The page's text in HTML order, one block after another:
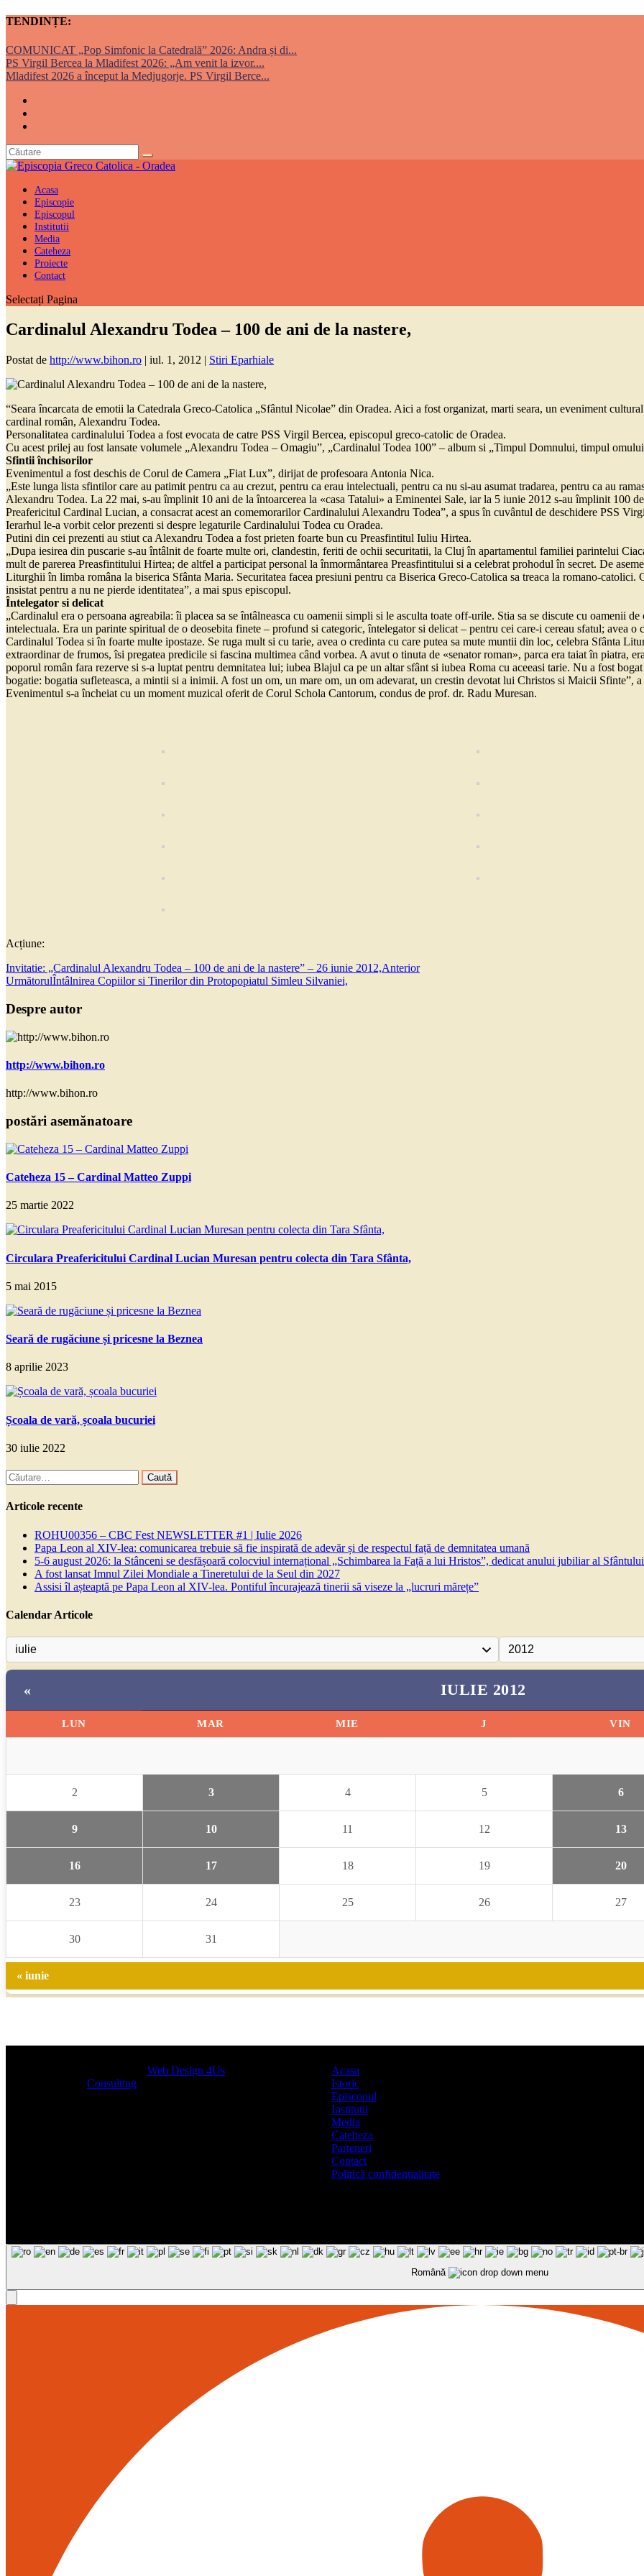
TENDINȚE:
COMUNICAT „Pop Simfonic la Catedrală” 2026: Andra și di...
PS Virgil Bercea la Mladifest 2026: „Am venit la izvor....
Mladifest 2026 a început la Medjugorje. PS Virgil Berce...
Acasa
Episcopie
Episcopul
Institutii
Media
Cateheza
Proiecte
Contact
Selectați Pagina
Cardinalul Alexandru Todea – 100 de ani de la nastere,
Postat de http://www.bihon.ro | iul. 1, 2012 | Stiri Eparhiale
“Seara încarcata de emotii la Catedrala Greco-Catolica „Sfântul Nicolae” din Oradea. Aici a fost organizat, marti seara, un eveniment
cardinal român, Alexandru Todea.
Personalitatea cardinalului Todea a fost evocata de catre PSS Virgil Bercea, episcopul greco-catolic de Oradea.
Cu acest prilej au fost lansate volumele „Alexandru Todea – Omagiu”, „Cardinalul Todea 100” – album si „Timpul Domnului, timpul
Sfintii închisorilor
Evenimentul a fost deschis de Corul de Camera „Fiat Lux”, dirijat de profesoara Antonia Nica.
„Este lunga lista sfintilor care au patimit pentru ca au crezut, pentru ca erau intelectuali, pentru ca nu si-au asumat tradarea, pentru ca au
Alexandru Todea. La 22 mai, s-au împlinit 10 ani de la întoarcerea la «casa Tatalui» a Eminentei Sale, iar la 5 iunie 2012 s-au împlinit 100
Preafericitul Cardinal Lucian, a consacrat acest an comemorarilor Cardinalului Alexandru Todea”, a spus în cuvântul de deschidere PSS
Ierarhul le-a vorbit celor prezenti si despre legaturile Cardinalului Todea cu Oradea.
Putini din cei prezenti au stiut ca Alexandru Todea a fost prieten foarte bun cu Preasfintitul Iuliu Hirtea.
„Dupa iesirea din puscarie s-au întâlnit de foarte multe ori, clandestin, feriti de ochii securitatii, la Cluj în apartamentul familiei parintelui
mult de parerea Preasfintitului Hirtea; de altfel a participat personal la înmormântarea Preasfintitului si a celebrat prohodul în secret. De
Liturghii în limba româna la biserica Sfânta Maria. Securitatea facea presiuni pentru ca Biserica Greco-Catolica sa treaca la romano-
insistat pentru a nu ne pierde identitatea”, a mai spus episcopul.
Întelegator si delicat
„Cardinalul era o persoana agreabila: îi placea sa se întâlneasca cu oamenii simpli si le asculta toate off-urile. Stia sa se discute cu oamenii
intelectuala. Era un parinte spiritual de o deosebita finete – profund si categoric, întelegator si delicat – pentru cei care-i cereau sfatul; avea
Cardinalul Todea si în foarte multe ipostaze. Se ruga mult si cu tarie, avea o credinta cu care putea sa mute muntii din loc, celebra Sfânta
extraordinar de frumos, îsi pregatea predicile si fascina multimea când vorbea. A avut o tinuta de «senator roman», parca era taiat în piatra,
poporul român fara rezerve si s-a luptat pentru demnitatea lui; iubea Blajul ca pe un altar sfânt si iubea Roma cu aceeasi tarie. Nu a fost
bogatie: bogatia sufleteasca, a mintii si a inimii. A fost un om, un mare om, un om adevarat, un crestin devotat lui Christos si Maicii Sfinte”,
Evenimentul s-a încheiat cu un moment muzical oferit de Corul Schola Cantorum, condus de prof. dr. Radu Muresan.
Acțiune:
Invitatie: „Cardinalul Alexandru Todea – 100 de ani de la nastere” – 26 iunie 2012,Anterior
UrmătorulÎntâlnirea Copiilor si Tinerilor din Protopopiatul Simleu Silvaniei,
Despre autor
http://www.bihon.ro
http://www.bihon.ro
postări asemănatoare
Cateheza 15 – Cardinal Matteo Zuppi
25 martie 2022
Circulara Preafericitului Cardinal Lucian Muresan pentru colecta din Tara Sfânta,
5 mai 2015
Seară de rugăciune și pricesne la Beznea
8 aprilie 2023
Școala de vară, școala bucuriei
30 iulie 2022
Caută
după:
Articole recente
ROHU00356 – CBC Fest NEWSLETTER #1 | Iulie 2026
Papa Leon al XIV-lea: comunicarea trebuie să fie inspirată de adevăr și de respectul față de demnitatea umană
5-6 august 2026: la Stânceni se desfășoară colocviul internațional „Schimbarea la Față a lui Hristos”, dedicat anului jubiliar al
A fost lansat Imnul Zilei Mondiale a Tineretului de la Seul din 2027
Assisi îl așteaptă pe Papa Leon al XIV-lea. Pontiful încurajează tinerii să viseze la „lucruri mărețe”
Calendar Articole
« IULIE 2012
LUN MAR MIE J VIN
2 3 4 5 6
9 10 11 12 13
16 17 18 19 20
23 24 25 26 27
30 31
« iunie
Web Design 4Us
Consulting|
Acasa
Istoric
Episcopul
Institutii
Media
Cateheza
Parteneri
Contact
Politică confidențialitate
Română